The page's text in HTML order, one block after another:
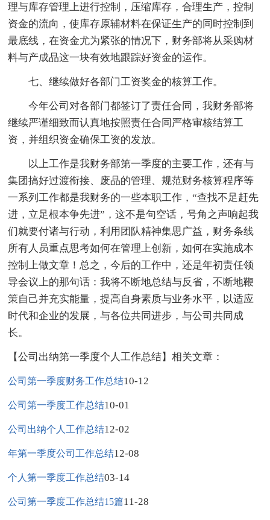
理与库存管理上进行控制，压缩库存，合理生产，控制
资金的流向，使库存原辅材料在保证生产的同时控制到
最底线，在资金尤为紧张的情况下，财务部将从采购材
料与产成品这一块有效地跟踪好资金的运作。
七、继续做好各部门工资奖金的核算工作。
今年公司对各部门都签订了责任合同，我财务部将
继续严谨细致而认真地按照责任合同严格审核结算工
资，并组织资金确保工资的发放。
以上工作是我财务部第一季度的主要工作，还有与
集团搞好过渡衔接、废品的管理、规范财务核算程序等
一系列工作都是我财务的一些本职工作，“查找不足赶先
进，立足根本争先进”，这不是句空话，号角之声响起我
们就要付诸与行动，利用团队精神集思广益，财务条线
所有人员重点思考如何在管理上创新，如何在实施成本
控制上做文章！总之，今后的工作中，还是年初责任领
导会议上的那句话：我将不断地总结与反省，不断地鞭
策自己并充实能量，提高自身素质与业务水平，以适应
时代和企业的发展，与各位共同进步，与公司共同成
长。
【公司出纳第一季度个人工作总结】相关文章：
公司第一季度财务工作总结10-12
公司第一季度工作总结10-01
公司出纳个人工作总结12-02
年第一季度公司工作总结12-08
个人第一季度工作总结03-14
公司第一季度工作总结15篇11-28